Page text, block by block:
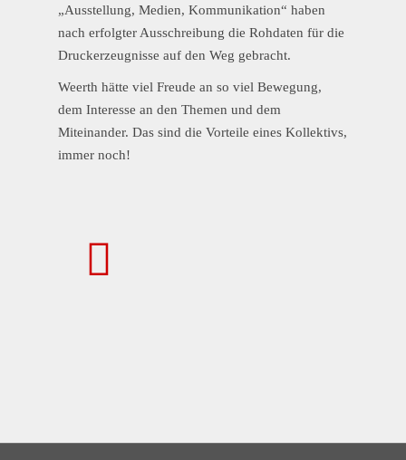
„Ausstellung, Medien, Kommunikation“ haben
nach erfolgter Ausschreibung die Rohdaten für die
Druckerzeugnisse auf den Weg gebracht.
Weerth hätte viel Freude an so viel Bewegung,
dem Interesse an den Themen und dem
Miteinander. Das sind die Vorteile eines Kollektivs,
immer noch!